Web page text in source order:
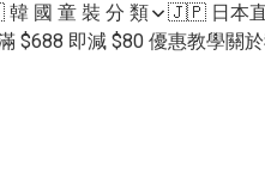
國 童 裝 分 類 🇯🇵 日本
$688 即減 $80 優惠教學關